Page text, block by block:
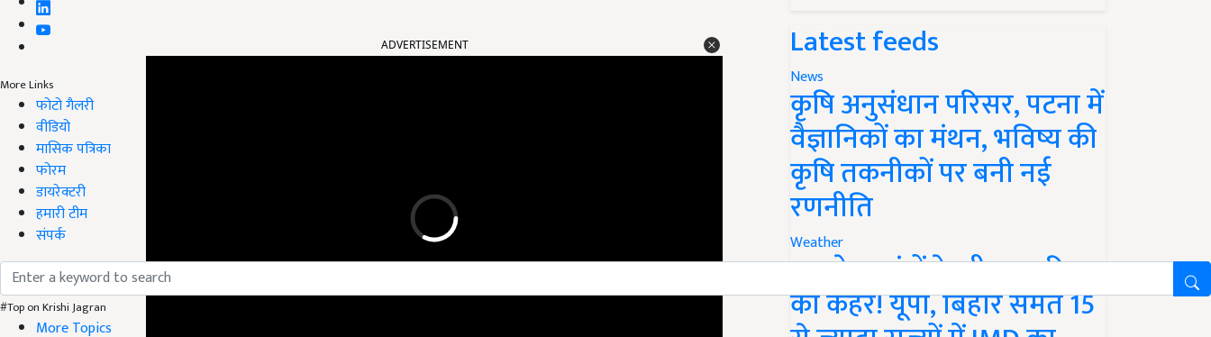
More Links
फोटो गैलरी
वीडियो
मासिक पत्रिका
फोरम
डायरेक्टरी
हमारी टीम
संपर्क
#Top on Krishi Jagran
More Topics
Latest feeds
News
कृषि अनुसंधान परिसर, पटना में
वैज्ञानिकों का मंथन, भविष्य की
कृषि तकनीकों पर बनी नई
रणनीति
Weather
अगले 12 घंटों के भीतर बारिश
का कहर! यूपी, बिहार समेत 15